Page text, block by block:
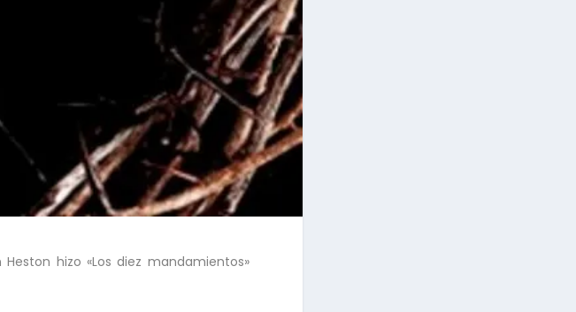
hizo «Los diez mandamientos»